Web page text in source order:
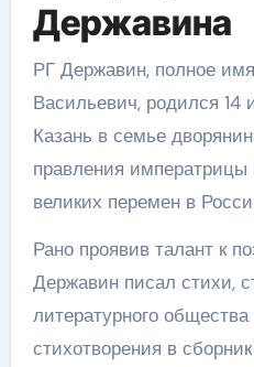
Державина
РГ Державин, полное
Васильевич, родился 14
Казань в семье
правления императрицы
великих перемен в
Рано проявив талант к
Державин писал стихи,
литературного
стихотворения в